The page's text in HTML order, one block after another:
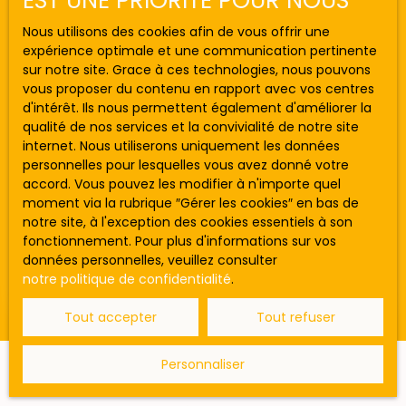
Lège-Cap-Ferret (33950)
Localisation
Budget max (€)
Surface min (m²)
Rechercher
1 870 000€
Terrain
Lège-Cap-Ferret 33950
***GAUTHIER IMMO by efficity*** CAP FERRET- Une
agence locale indépendante avec le force de
découvrir ce magnifique terrain plat de 2600m²
environ constructible environ au coeur d'un joli
quartier entouré d'espace boisé protégé. Situé à
10mn à pied de la plage et du village de l'herbe, ce
terrain libre de constructeur peut accueillir une
Ne manquez plus aucun bien
Nous utilisons des cookies afin de vous offrir une
expérience optimale et une communication pertinente
sur notre site. Grace à ces technologies, nous pouvons
vous proposer du contenu en rapport avec vos centres
d'intérêt. Ils nous permettent également d'améliorer la
qualité de nos services et la convivialité de notre site
internet. Nous utiliserons uniquement les données
personnelles pour lesquelles vous avez donné votre
accord. Vous pouvez les modifier à n'importe quel
moment via la rubrique ″Gérer les cookies″ en bas de
notre site, à l'exception des cookies essentiels à son
fonctionnement. Pour plus d'informations sur vos
données personnelles, veuillez consulter
notre politique de confidentialité.
Tout accepter Tout refuser
Personnaliser